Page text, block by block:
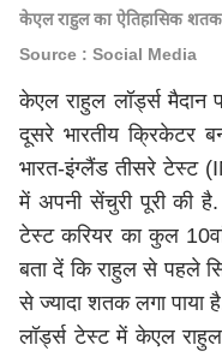
केएल राहुल का ऐतिहासिक शतक
Source : Social Media
केएल राहुल लॉर्ड्स मैदान
दूसरे भारतीय क्रिकेटर
भारत-इंग्लैंड तीसरे टेस्ट
में अपनी सेंचुरी पूरी की
टेस्ट करियर का कुल
बता दें कि राहुल से पहले
से ज्यादा शतक लगा पाया
लॉर्ड्स टेस्ट में केएल